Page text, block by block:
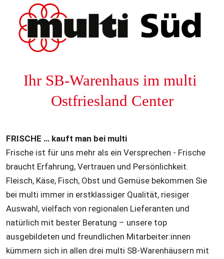
Ihr SB-Warenhaus im multi
Ostfriesland Center
FRISCHE … kauft man bei multi
Frische ist für uns mehr als ein Versprechen - Frische
braucht Erfahrung, Vertrauen und Persönlichkeit.
Fleisch, Käse, Fisch, Obst und Gemüse bekommen Sie
bei multi immer in erstklassiger Qualität, riesiger
Auswahl, vielfach von regionalen Lieferanten und
natürlich mit bester Beratung – unsere top
ausgebildeten und freundlichen Mitarbeiter:innen
kümmern sich in allen drei multi SB-Warenhäusern mit